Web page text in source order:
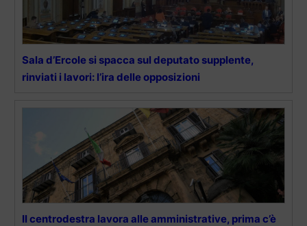
Sala d’Ercole si spacca sul deputato supplente,
rinviati i lavori: l’ira delle opposizioni
Il centrodestra lavora alle amministrative, prima c’è